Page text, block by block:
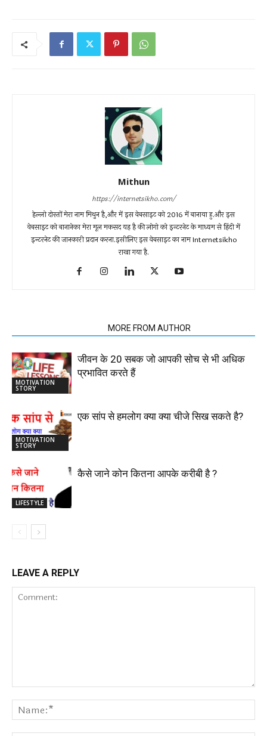
Mithun
https://internetsikho.com/
हेल्लो दोस्तों मेरा नाम मिथुन है,और में इस वेबसाइट को 2016 में बानाया हु.और इस
वेबसाइट को बानानेका मेरा मूल मकसद यह है की लोगो को इन्टरनेट के माध्यम से हिंदी में
इन्टरनेट की जानकारी प्रदान करना.इसीलिए इस वेबसाइट का नाम Internetsikho
राखा गया है.
MORE FROM AUTHOR
MOTIVATION
STORY
जीवन के 20 सबक जो आपकी सोच से भी अधिक
प्रभावित करते हैं
MOTIVATION
STORY
एक सांप से हमलोग क्या क्या चीजे सिख सकते है?
LIFESTYLE
कैसे जाने कोन कितना आपके करीबी है ?
LEAVE A REPLY